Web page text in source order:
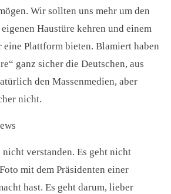
Wir sollten uns mehr um den
Haustüre kehren und einem
Plattform bieten. Blamiert haben
ganz sicher die Deutschen, aus
den Massenmedien, aber
nicht.
nicht verstanden. Es geht nicht
mit dem Präsidenten einer
hast. Es geht darum, lieber